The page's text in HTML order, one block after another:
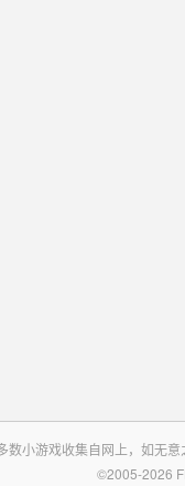
数小游戏收集自网上，如无
©2005-2026